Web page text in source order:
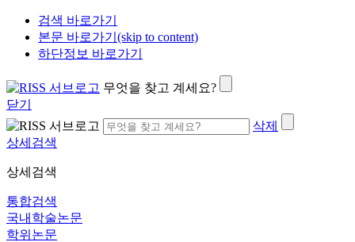
검색 바로가기
본문 바로가기(skip to content)
하단정보 바로가기
무엇을 찾고 계세요?
닫기
삭제
상세검색
상세검색
통합검색
국내학술논문
학위논문